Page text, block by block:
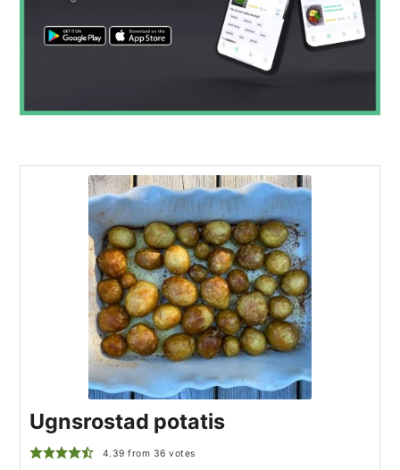
Ugnsrostad potatis
4.39 from 36 votes